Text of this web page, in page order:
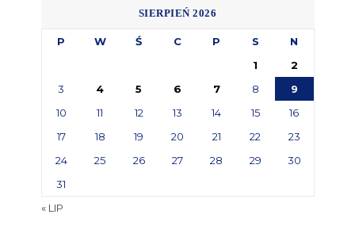
SIERPIEŃ 2026
P W Ś C P S
N
1
2
3
4 5 6 7 8
9
10
11 12 13 14 15
16
17
18 19 20 21 22
23
24
25 26 27 28 29
30
31
« LIP